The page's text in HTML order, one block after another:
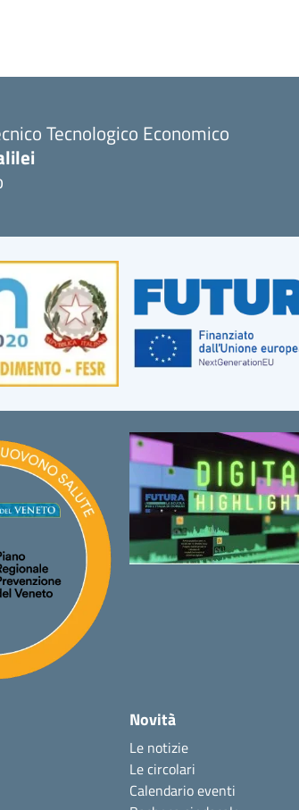
Tecnologico Economico
Novità
Le notizie
Le circolari
Calendario eventi